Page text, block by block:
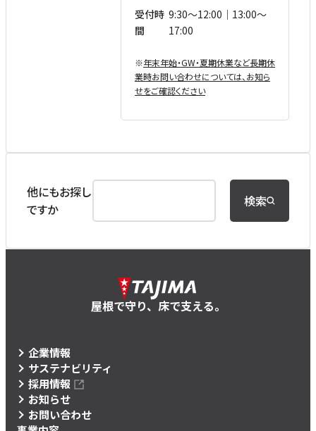
受付時
間
9:30〜12:00｜13:00〜
17:00
※年末年始・GW・夏期休業など⻑期休
業時お問い合わせについては、お知ら
せをご確認ください
他にもお探し
ですか
検索
屋根で守り、床で支える。
企業情報
サステナビリティ
採用情報
お知らせ
お問い合わせ